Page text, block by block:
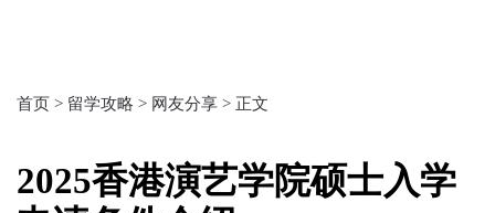
首页 > 留学攻略 > 网友分享 > 正文
2025香港演艺学院硕士入学